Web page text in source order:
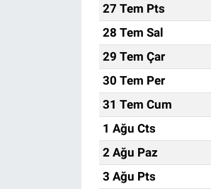
27 Tem Pts
28 Tem Sal
29 Tem Çar
30 Tem Per
31 Tem Cum
1 Ağu Cts
2 Ağu Paz
3 Ağu Pts